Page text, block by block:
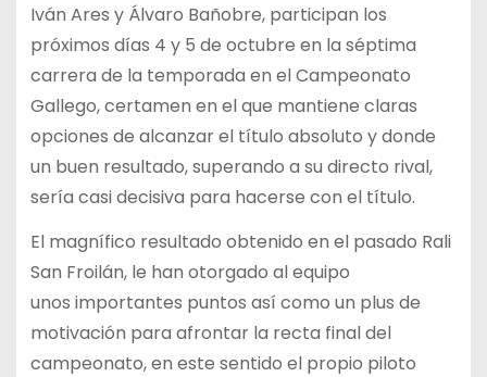
Iván Ares y Álvaro Bañobre, participan los
próximos días 4 y 5 de octubre en la séptima
carrera de la temporada en el Campeonato
Gallego, certamen en el que mantiene claras
opciones de alcanzar el título absoluto y donde
un buen resultado, superando a su directo rival,
sería casi decisiva para hacerse con el título.
El magnífico resultado obtenido en el pasado Rali
San Froilán, le han otorgado al equipo
unos importantes puntos así como un plus de
motivación para afrontar la recta final del
campeonato, en este sentido el propio piloto